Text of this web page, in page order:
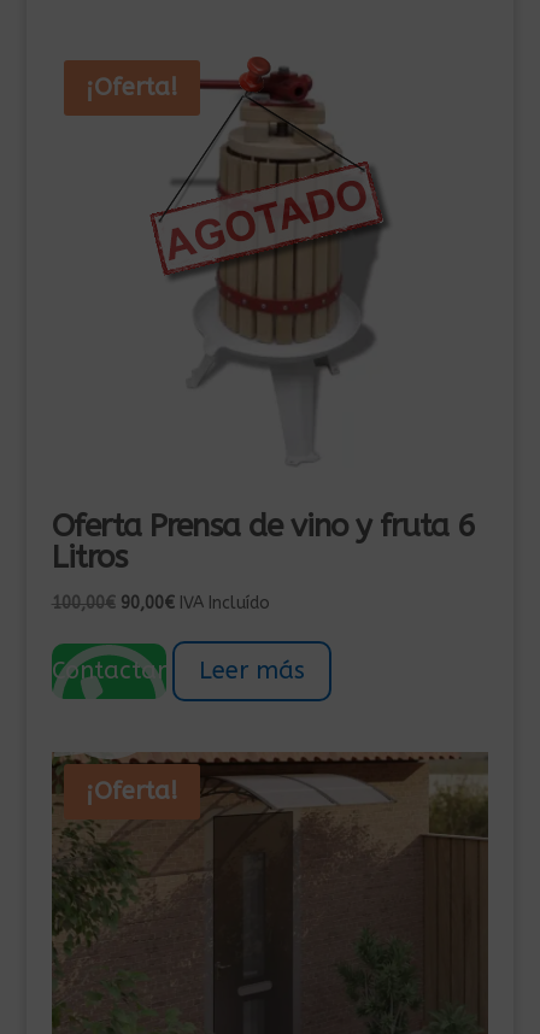
¡Oferta!
Oferta Prensa de vino y fruta 6
Litros
100,00€ El
original
era:
90,00€El
actual
IVA Incluído
Contactar Leer más
¡Oferta!